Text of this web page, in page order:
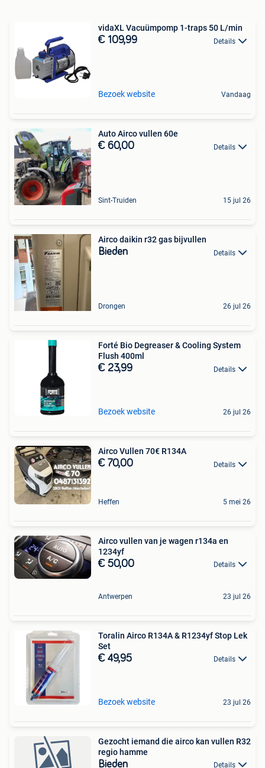
vidaXL Vacuümpomp 1-traps 50 L/min
€ 109,99 Details
Bezoek website Vandaag
Auto Airco vullen 60e
€ 60,00 Details
Sint-Truiden 15 jul 26
Airco daikin r32 gas bijvullen
Bieden Details
Drongen 26 jul 26
Forté Bio Degreaser & Cooling System
Flush 400ml
€ 23,99 Details
Bezoek website 26 jul 26
Airco Vullen 70€ R134A
€ 70,00 Details
Heffen 5 mei 26
Airco vullen van je wagen r134a en
1234yf
€ 50,00 Details
Antwerpen 23 jul 26
Toralin Airco R134A & R1234yf Stop Lek
Set
€ 49,95 Details
Bezoek website 23 jul 26
Gezocht iemand die airco kan vullen R32
regio hamme
Bieden Details